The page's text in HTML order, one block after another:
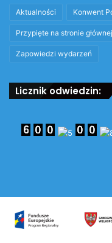
Aktualności Konwent
Przypięte na stronie głównej
Zapowiedzi wydarzeń
Licznik odwiedzin: